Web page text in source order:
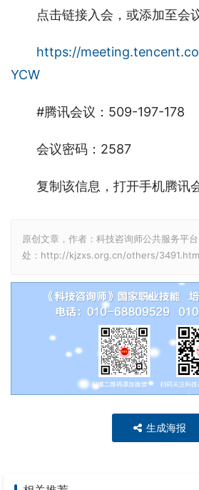
点击链接入会，或添加至会
https://
YCW
#腾讯会议：509-197-178
会议密码：2587
复制该信息，打开手机腾讯
原创文章，作者：科技咨询师公共服务平
处：http://kjzxs.org.cn/others/
生成海报